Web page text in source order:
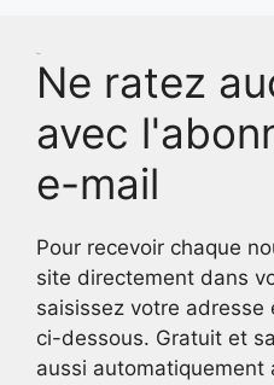
Ne ratez
avec
e-mail
Pour recevoir chaque
site directement dans
saisissez votre
ci-dessous. Gratuit et
aussi automatiquement